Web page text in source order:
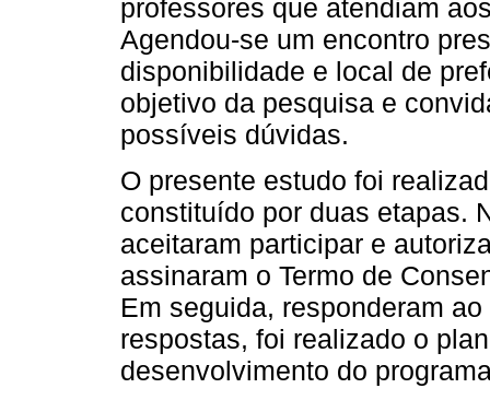
professores que atendiam
Agendou-se um encontro
disponibilidade e local de
objetivo da pesquisa e
possíveis dúvidas.
O presente estudo foi
constituído por duas etapas.
aceitaram participar e
assinaram o Termo de
Em seguida, responderam
respostas, foi realizado o
desenvolvimento do